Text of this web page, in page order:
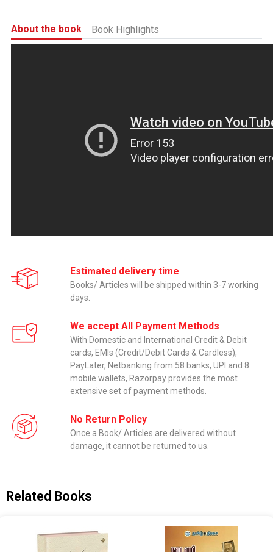
About the book Book Highlights
Estimated delivery time
Books/ Articles will be shipped within 3-7 working
days.
We accept All Payment Methods
With Domestic and International Credit & Debit
cards, EMIs (Credit/Debit Cards & Cardless),
PayLater, Netbanking from 58 banks, UPI and 8
mobile wallets, Razorpay provides the most
extensive set of payment methods.
No Return Policy
Once a Book/ Articles are delivered without
damage, it cannot be returned to us.
Related Books